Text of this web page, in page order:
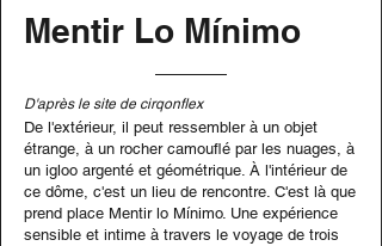
Mentir Lo Mínimo
D'après le site de cirqonflex
De l'extérieur, il peut ressembler à un objet
étrange, à un rocher camouflé par les nuages, à
un igloo argenté et géométrique. À l'intérieur de
ce dôme, c'est un lieu de rencontre. C'est là que
prend place Mentir lo Mínimo. Une expérience
sensible et intime à travers le voyage de trois